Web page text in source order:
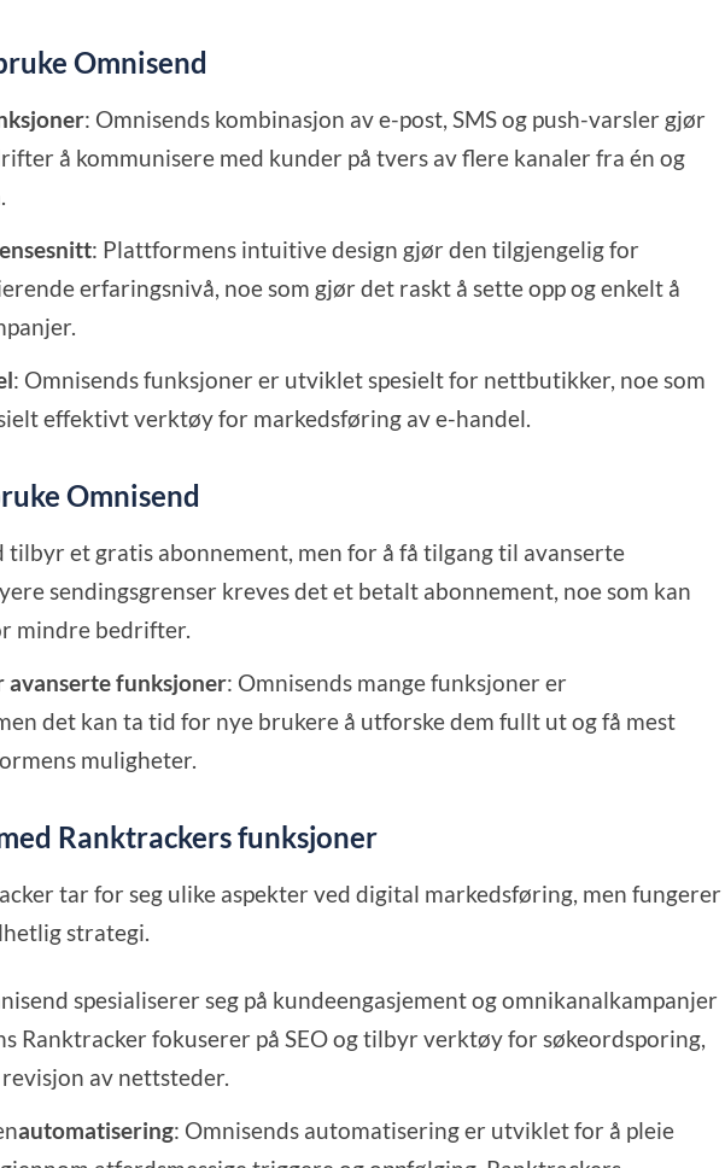
Omnisend
: Omnisends kombinasjon av e-post, SMS og push-varsler gjør
å kommunisere med kunder på tvers av flere kanaler fra én og
: Plattformens intuitive design gjør den tilgjengelig for
erfaringsnivå, noe som gjør det raskt å sette opp og enkelt å
: Omnisends funksjoner er utviklet spesielt for nettbutikker, noe som
effektivt verktøy for markedsføring av e-handel.
Omnisend
tilbyr et gratis abonnement, men for å få tilgang til avanserte
sendingsgrenser kreves det et betalt abonnement, noe som kan
mindre bedrifter.
funksjoner: Omnisends mange funksjoner er
det kan ta tid for nye brukere å utforske dem fullt ut og få mest
muligheter.
Ranktrackers funksjoner
tar for seg ulike aspekter ved digital markedsføring, men fungerer
strategi.
spesialiserer seg på kundeengasjement og omnikanalkampanjer
Ranktracker fokuserer på SEO og tilbyr verktøy for søkeordsporing,
revisjon av nettsteder.
automatisering: Omnisends automatisering er utviklet for å pleie